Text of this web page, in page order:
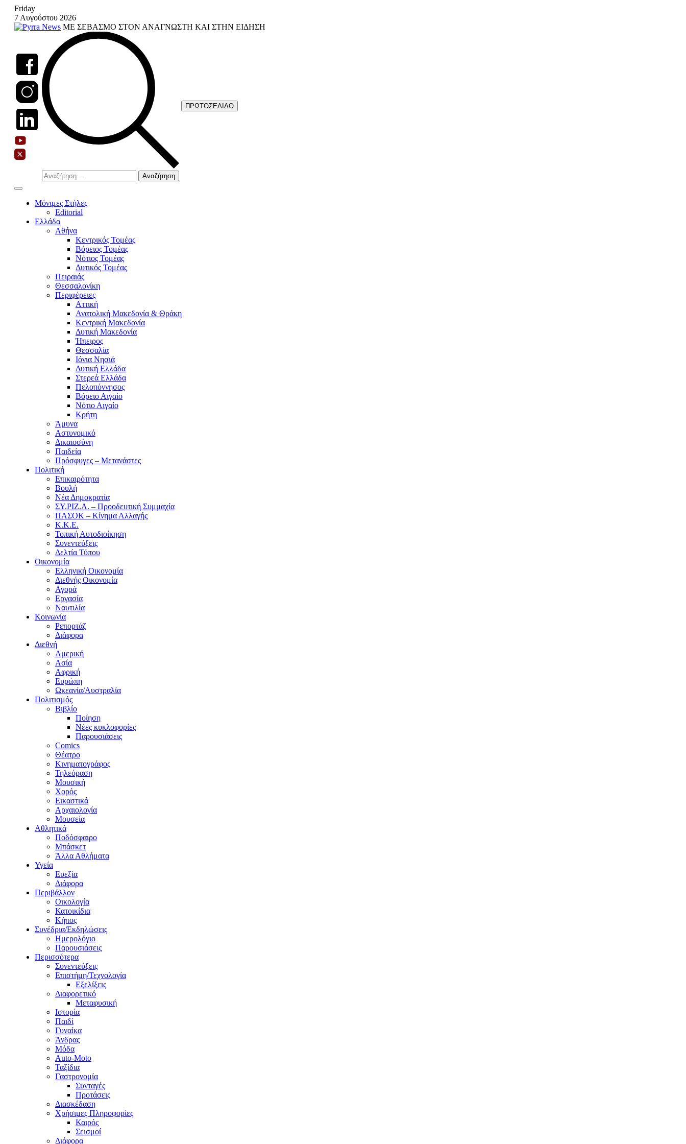
Skip
content
Friday
7 Αυγούστου 2026
ΜΕ ΣΕΒΑΣΜΟ ΣΤΟΝ ΑΝΑΓΝΩΣΤΗ ΚΑΙ ΣΤΗΝ ΕΙΔΗΣΗ
Αναζήτηση
για:
ΠΡΩΤΟΣΕΛΙΔΟ
Μόνιμες Στήλες
Editorial
Ελλάδα
Αθήνα
Κεντρικός Τομέας
Βόρειος Τομέας
Νότιος Τομέας
Δυτικός Τομέας
Πειραιάς
Θεσσαλονίκη
Περιφέρειες
Αττική
Ανατολική Μακεδονία & Θράκη
Κεντρική Μακεδονία
Δυτική Μακεδονία
Ήπειρος
Θεσσαλία
Ιόνια Νησιά
Δυτική Ελλάδα
Στερεά Ελλάδα
Πελοπόννησος
Βόρειο Αιγαίο
Νότιο Αιγαίο
Κρήτη
Άμυνα
Αστυνομικό
Δικαιοσύνη
Παιδεία
Πρόσφυγες – Μετανάστες
Πολιτική
Επικαιρότητα
Βουλή
Νέα Δημοκρατία
ΣΥ.ΡΙΖ.Α. – Προοδευτική Συμμαχία
ΠΑΣΟΚ – Κίνημα Αλλαγής
Κ.Κ.Ε.
Τοπική Αυτοδιοίκηση
Συνεντεύξεις
Δελτία Τύπου
Οικονομία
Ελληνική Οικονομία
Διεθνής Οικονομία
Αγορά
Εργασία
Ναυτιλία
Κοινωνία
Ρεπορτάζ
Διάφορα
Διεθνή
Αμερική
Ασία
Αφρική
Ευρώπη
Ωκεανία/Αυστραλία
Πολιτισμός
Βιβλίο
Ποίηση
Νέες κυκλοφορίες
Παρουσιάσεις
Comics
Θέατρο
Κινηματογράφος
Τηλεόραση
Μουσική
Χορός
Εικαστικά
Αρχαιολογία
Μουσεία
Αθλητικά
Ποδόσφαιρο
Μπάσκετ
Άλλα Αθλήματα
Υγεία
Ευεξία
Διάφορα
Περιβάλλον
Οικολογία
Κατοικίδια
Κήπος
Συνέδρια/Εκδηλώσεις
Ημερολόγιο
Παρουσιάσεις
Περισσότερα
Συνεντεύξεις
Επιστήμη/Τεχνολογία
Εξελίξεις
Διαφορετικό
Μεταφυσική
Ιστορία
Παιδί
Γυναίκα
Άνδρας
Μόδα
Auto-Moto
Ταξίδια
Γαστρονομία
Συνταγές
Προτάσεις
Διασκέδαση
Χρήσιμες Πληροφορίες
Καιρός
Σεισμοί
Διάφορα